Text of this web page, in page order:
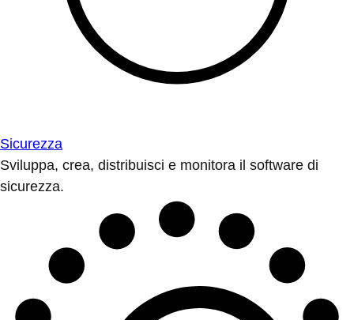
Sicurezza
Sviluppa, crea, distribuisci e monitora il software di
sicurezza.